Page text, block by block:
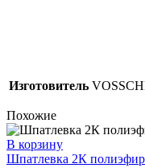
Изготовитель
Похожие
В корзину
Шпатлевка 2К